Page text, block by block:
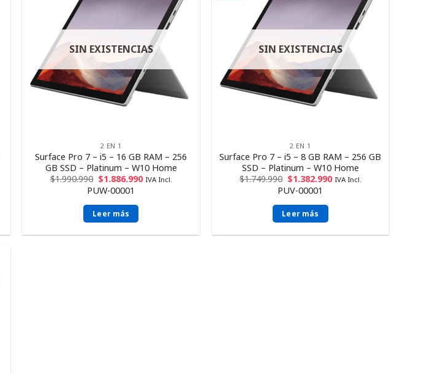
SIN EXISTENCIAS
2 EN 1
Surface Pro 7 – i5 – 16 GB RAM – 256
GB SSD – Platinum – W10 Home
$1.990.990 $1.886.990 IVA Incl.
PUW-00001
Leer más
SIN EXISTENCIAS
2 EN 1
Surface Pro 7 – i5 – 8 GB RAM – 256 GB
SSD – Platinum – W10 Home
$1.749.990 $1.382.990 IVA Incl.
PUV-00001
Leer más